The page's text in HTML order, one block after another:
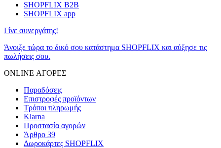
SHOPFLIX B2B
SHOPFLIX app
Γίνε συνεργάτης!
Άνοιξε τώρα το δικό σου κατάστημα SHOPFLIX και αύξησε τις
πωλήσεις σου.
ONLINE ΑΓΟΡΕΣ
Παραδόσεις
Επιστροφές προϊόντων
Τρόποι πληρωμής
Klarna
Προστασία αγορών
Άρθρο 39
Δωροκάρτες SHOPFLIX